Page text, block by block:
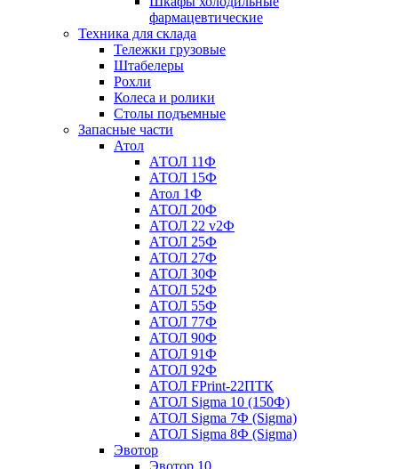
фармацевтические
Техника для склада
Тележки грузовые
Штабелеры
Рохли
Колеса и ролики
Столы подъемные
Запасные части
Атол
АТОЛ 11Ф
АТОЛ 15Ф
Атол 1Ф
АТОЛ 20Ф
АТОЛ 22 v2Ф
АТОЛ 25Ф
АТОЛ 27Ф
АТОЛ 30Ф
АТОЛ 52Ф
АТОЛ 55Ф
АТОЛ 77Ф
АТОЛ 90Ф
АТОЛ 91Ф
АТОЛ 92Ф
АТОЛ FPrint-22ПТК
АТОЛ Sigma 10 (150Ф)
АТОЛ Sigma 7Ф (Sigma)
АТОЛ Sigma 8Ф (Sigma)
Эвотор
Эвотор 10